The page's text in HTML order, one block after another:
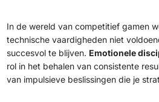
In de wereld van competitief gamen
technische vaardigheden niet
succesvol te blijven. Emotionele
rol in het behalen van consistente
van impulsieve beslissingen die je